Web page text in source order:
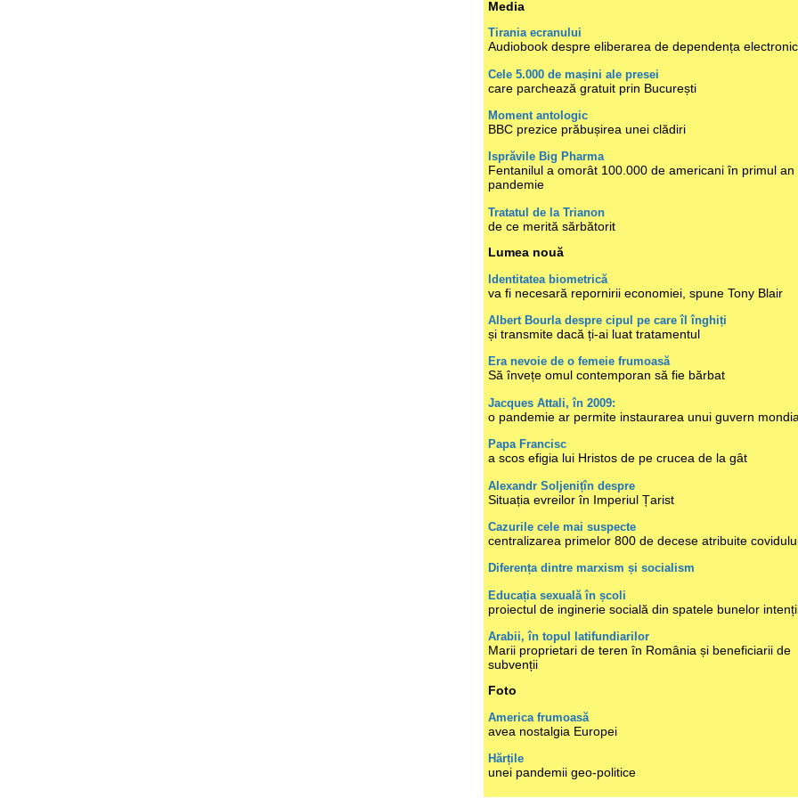
Media
Tirania ecranului
Audiobook despre eliberarea de dependența
Cele 5.000 de mașini ale presei
care parchează gratuit prin București
Moment antologic
BBC prezice prăbușirea unei clădiri
Isprăvile Big Pharma
Fentanilul a omorât 100.000 de americani în primul an
pandemie
Tratatul de la Trianon
de ce merită sărbătorit
Lumea nouă
Identitatea biometrică
va fi necesară repornirii economiei, spune Tony Blair
Albert Bourla despre cipul pe care îl înghiți
și transmite dacă ți-ai luat tratamentul
Era nevoie de o femeie frumoasă
Să învețe omul contemporan să fie bărbat
Jacques Attali, în 2009:
o pandemie ar permite instaurarea unui guvern
Papa Francisc
a scos efigia lui Hristos de pe crucea de la gât
Alexandr Soljenițîn despre
Situația evreilor în Imperiul Țarist
Cazurile cele mai suspecte
centralizarea primelor 800 de decese atribuite
Diferența dintre marxism și socialism
Educația sexuală în școli
proiectul de inginerie socială din spatele bunelor
Arabii, în topul latifundiarilor
Marii proprietari de teren în România și beneficiarii de
subvenții
Foto
America frumoasă
avea nostalgia Europei
Hărțile
unei pandemii geo-politice